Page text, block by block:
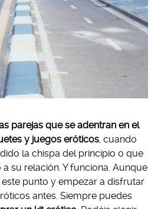
parejas que se adentran en el
y juegos eróticos, cuando
la chispa del principio o que
su relación. Y funciona. Aunque
punto y empezar a disfrutar
antes. Siempre puedes